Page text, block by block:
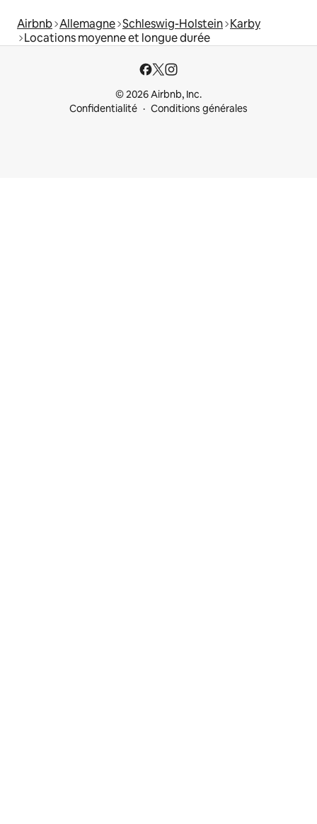
Airbnb Allemagne Schleswig-Holstein Karby
Locations moyenne et longue durée
© 2026 Airbnb, Inc.
Confidentialité
Conditions générales